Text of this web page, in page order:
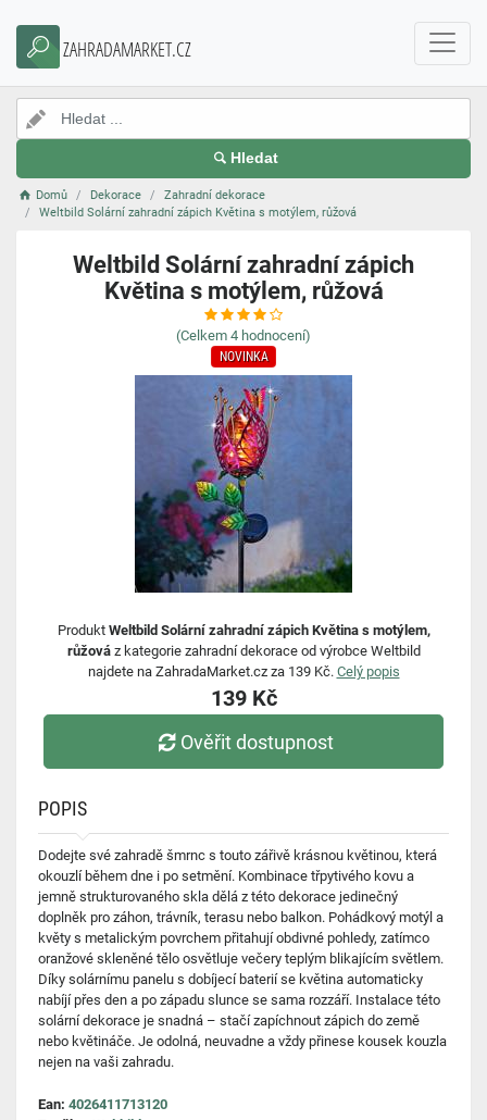
ZAHRADAMARKET.CZ
Hledat
Domů Dekorace
Zahradní dekorace
Weltbild Solární zahradní zápich Květina s motýlem, růžová
Weltbild Solární zahradní zápich
Květina s motýlem, růžová
(Celkem 4 hodnocení)
NOVINKA
Produkt Weltbild Solární zahradní zápich Květina s motýlem,
růžováz kategorie zahradní dekorace od výrobce Weltbild
najdete na ZahradaMarket.cz za 139 Kč. Celý popis
139 Kč
Ověřit dostupnost
POPIS
Dodejte své zahradě šmrnc s touto zářivě krásnou květinou, která
okouzlí během dne i po setmění. Kombinace třpytivého kovu a
jemně strukturovaného skla dělá z této dekorace jedinečný
doplněk pro záhon, trávník, terasu nebo balkon. Pohádkový motýl a
květy s metalickým povrchem přitahují obdivné pohledy, zatímco
oranžové skleněné tělo osvětluje večery teplým blikajícím světlem.
Díky solárnímu panelu s dobíjecí baterií se květina automaticky
nabíjí přes den a po západu slunce se sama rozzáří. Instalace této
solární dekorace je snadná – stačí zapíchnout zápich do země
nebo květináče. Je odolná, neuvadne a vždy přinese kousek kouzla
nejen na vaši zahradu.
Ean: 4026411713120